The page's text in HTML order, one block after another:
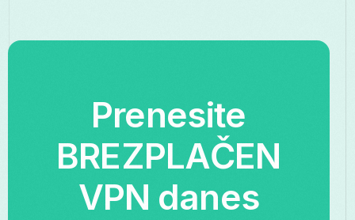
Prenesite
BREZPLAČEN
VPN danes